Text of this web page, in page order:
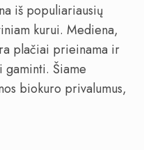
iš populiariausių
kurui. Mediena,
plačiai prieinama ir
Šiame
biokuro privalumus,